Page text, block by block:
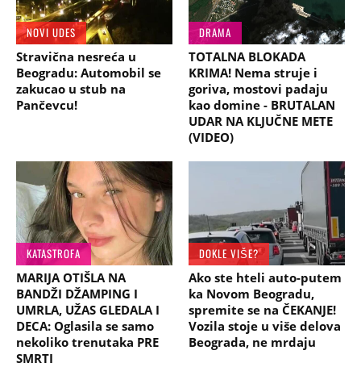
NOVI UDES
Stravična nesreća u
Beogradu: Automobil se
zakucao u stub na
Pančevcu!
DRAMA
TOTALNA BLOKADA
KRIMA! Nema struje i
goriva, mostovi padaju
kao domine - BRUTALAN
UDAR NA KLJUČNE METE
(VIDEO)
KATASTROFA
MARIJA OTIŠLA NA
BANDŽI DŽAMPING I
UMRLA, UŽAS GLEDALA I
DECA: Oglasila se samo
nekoliko trenutaka PRE
SMRTI
DOKLE VIŠE?
Ako ste hteli auto-putem
ka Novom Beogradu,
spremite se na ČEKANJE!
Vozila stoje u više delova
Beograda, ne mrdaju